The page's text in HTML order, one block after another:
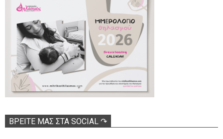
ΒΡΕΊΤΕ ΜΑΣ ΣΤΑ SOCIAL ↷